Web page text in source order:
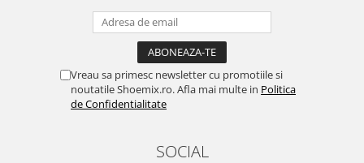
Vreau sa primesc newsletter cu promotiile si
noutatile Shoemix.ro. Afla mai multe in Politica
de Confidentialitate
SOCIAL